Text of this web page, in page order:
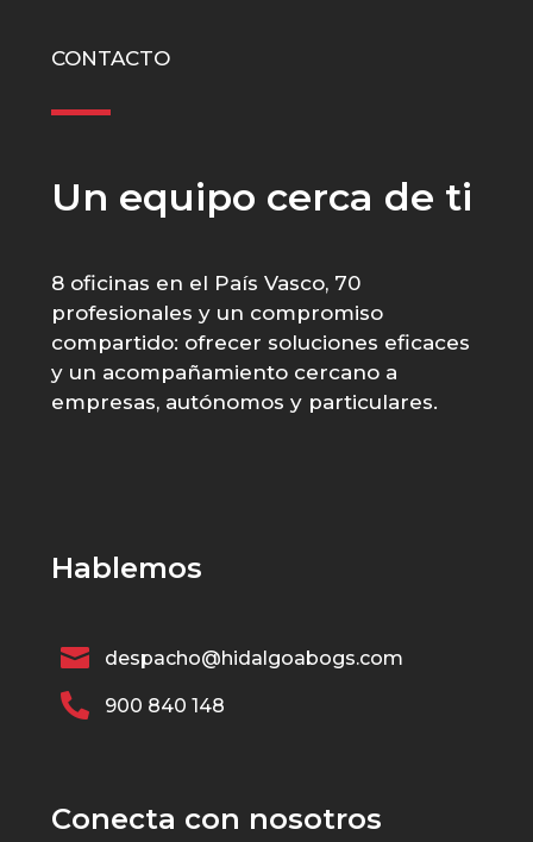
CONTACTO
Un equipo cerca de ti
8 oficinas en el País Vasco, 70
profesionales y un compromiso
compartido: ofrecer soluciones eficaces
y un acompañamiento cercano a
empresas, autónomos y particulares.
Hablemos
 despacho@hidalgoabogs.com
 900 840 148
Conecta con nosotros